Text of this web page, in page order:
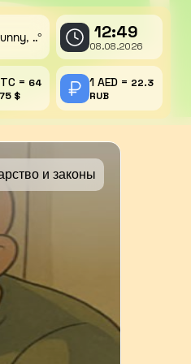
..° 12:49
08.08.2026
= 64
$
1 AED = 22.3
RUB
и законы